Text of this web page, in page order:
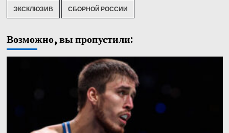
ЭКСКЛЮЗИВ СБОРНОЙ РОССИИ
Возможно, вы пропустили: